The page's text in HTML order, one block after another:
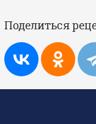
Поделиться